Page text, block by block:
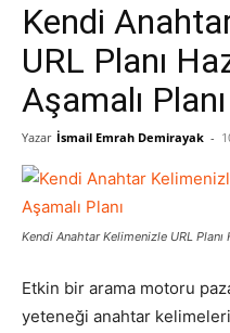
Kendi
URL Planı
Aşamalı Planı
Yazar İsmail Emrah Demirayak -
Kendi Anahtar Kelimenizle URL Planı
Etkin bir arama motoru
yeteneği anahtar kelimeleri